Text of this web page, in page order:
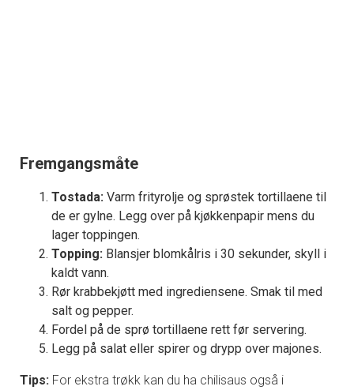
Fremgangsmåte
Tostada: Varm frityrolje og sprøstek tortillaene til
de er gylne. Legg over på kjøkkenpapir mens du
lager toppingen.
Topping: Blansjer blomkålris i 30 sekunder, skyll i
kaldt vann.
Rør krabbekjøtt med ingrediensene. Smak til med
salt og pepper.
Fordel på de sprø tortillaene rett før servering.
Legg på salat eller spirer og drypp over majones.
Tips: For ekstra trøkk kan du ha chilisaus også i